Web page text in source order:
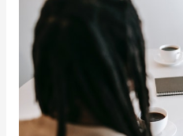
een
kapper?